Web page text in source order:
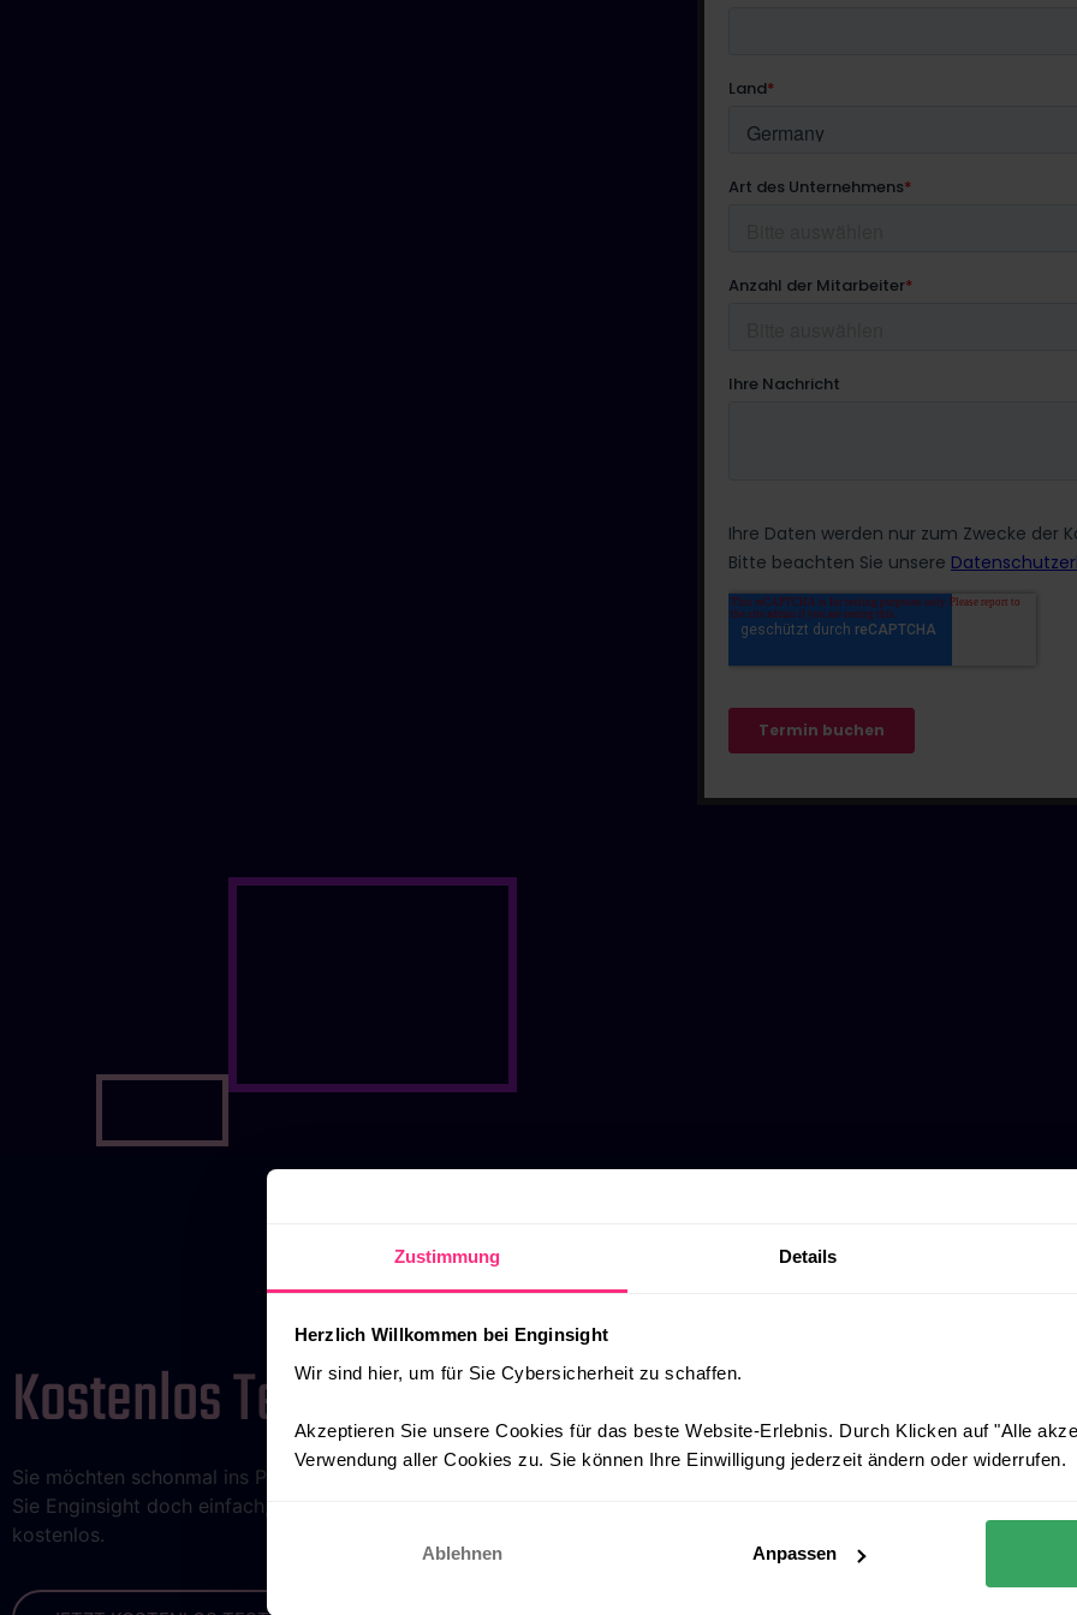
Zustimmung Details
Herzlich Willkommen bei Enginsight
Wir sind hier, um für Sie Cybersicherheit zu schaffen.
Akzeptieren Sie unsere Cookies für das beste Website-Erlebnis. Durch Klicken auf "Alle
Verwendung aller Cookies zu. Sie können Ihre Einwilligung jederzeit ändern oder widerrufen.
Ablehnen Anpassen
Kostenlos Testen
Sie möchten schonmal ins Produkt schauen? Dann testen
Sie Enginsight doch einfach, ganz unverbindlich 14 Tage
kostenlos.